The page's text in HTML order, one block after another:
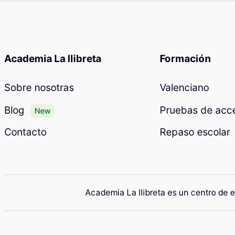
Academia La llibreta
Sobre nosotras
Blog
New
Contacto
Formación
Valenciano
Pruebas de
Repaso escolar
Academia La llibreta es un centro de